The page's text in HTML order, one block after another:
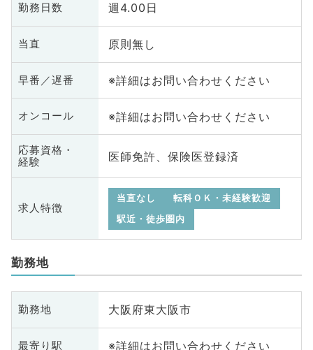
勤務日数 週4.00日
当直 原則無し
早番／遅番 ※詳細はお問い合わせください
オンコール ※詳細はお問い合わせください
応募資格・
経験
医師免許、保険医登録済
求人特徴
当直なし
転科ＯＫ・未経験歓迎
駅近・徒歩圏内
勤務地
勤務地 大阪府東大阪市
最寄り駅 ※詳細はお問い合わせください